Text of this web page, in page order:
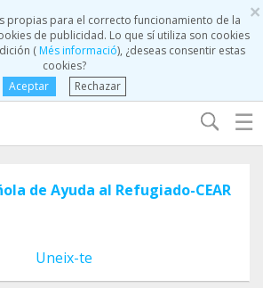
×
propias para el correcto funcionamiento de la
de publicidad. Lo que sí utiliza son cookies
(Més informació), ¿deseas consentir estas
cookies?
Aceptar
Rechazar
☰
de Ayuda al Refugiado-CEAR
Uneix-te